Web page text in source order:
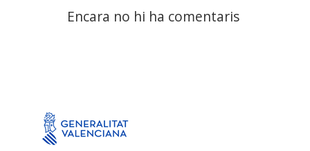
Encara no hi ha comentaris